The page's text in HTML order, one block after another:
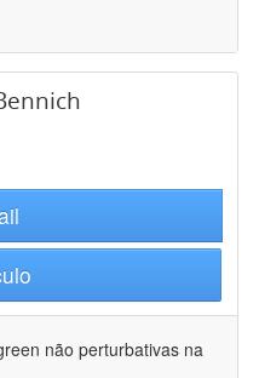
não perturbativas na